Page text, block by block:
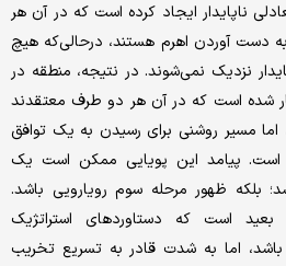
ناپایدار ایجاد کرده است که در آن هر
دست آوردن اهرم هستند، درحالی‌که هیچ
نزدیک نمی‌شوند. در نتیجه، منطقه در
شده است که در آن هر دو طرف معتقدند
مسیر روشنی برای رسیدن به یک توافق
است. پیامد این پویایی ممکن است یک
بلکه ظهور مرحله سوم رویارویی باشد.
است که دستاوردهای استراتژیک
باشد، اما به شدت قادر به تسریع تخریب